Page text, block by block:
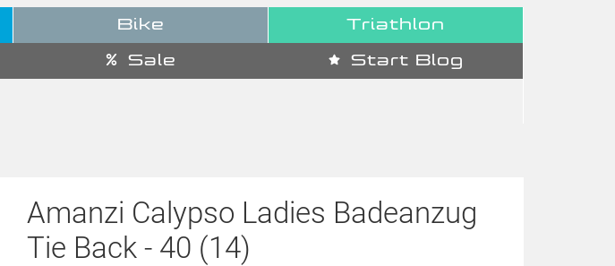
Bike Triathlon
Sale Start Blog
Amanzi Calypso Ladies Badeanzug
Tie Back - 40 (14)